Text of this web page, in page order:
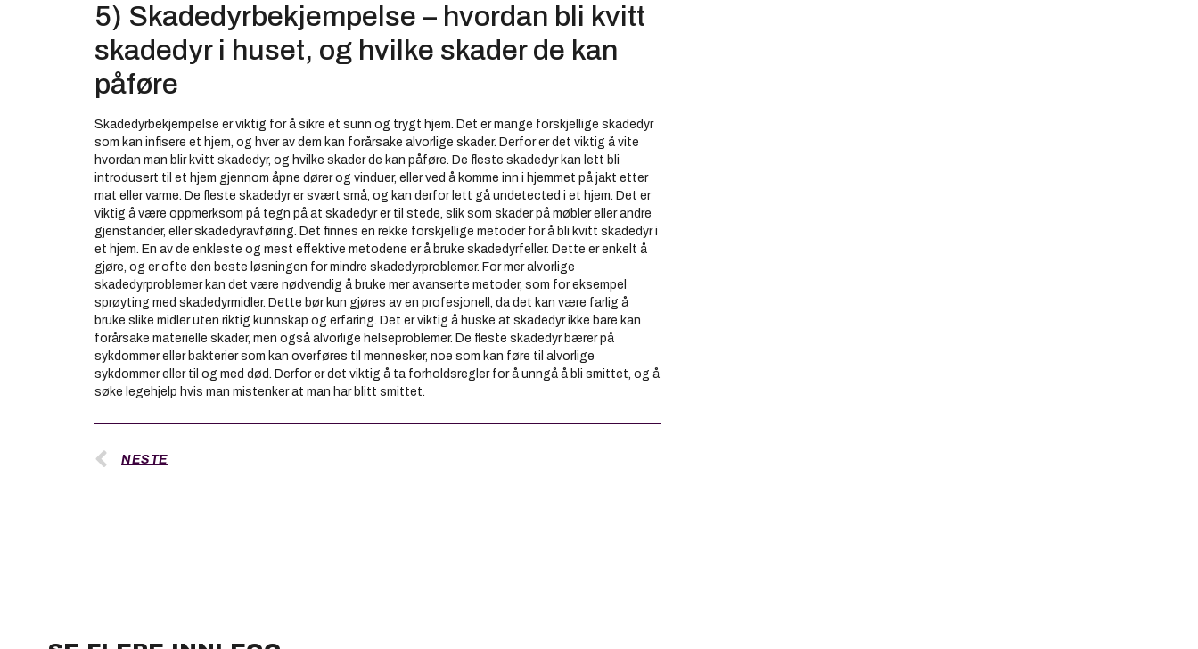
5) Skadedyrbekjempelse – hvordan bli kvitt
skadedyr i huset, og hvilke skader de kan
påføre
Skadedyrbekjempelse er viktig for å sikre et sunn og trygt hjem. Det er mange forskjellige skadedyr
som kan infisere et hjem, og hver av dem kan forårsake alvorlige skader. Derfor er det viktig å vite
hvordan man blir kvitt skadedyr, og hvilke skader de kan påføre. De fleste skadedyr kan lett bli
introdusert til et hjem gjennom åpne dører og vinduer, eller ved å komme inn i hjemmet på jakt etter
mat eller varme. De fleste skadedyr er svært små, og kan derfor lett gå undetected i et hjem. Det er
viktig å være oppmerksom på tegn på at skadedyr er til stede, slik som skader på møbler eller andre
gjenstander, eller skadedyravføring. Det finnes en rekke forskjellige metoder for å bli kvitt skadedyr i
et hjem. En av de enkleste og mest effektive metodene er å bruke skadedyrfeller. Dette er enkelt å
gjøre, og er ofte den beste løsningen for mindre skadedyrproblemer. For mer alvorlige
skadedyrproblemer kan det være nødvendig å bruke mer avanserte metoder, som for eksempel
sprøyting med skadedyrmidler. Dette bør kun gjøres av en profesjonell, da det kan være farlig å
bruke slike midler uten riktig kunnskap og erfaring. Det er viktig å huske at skadedyr ikke bare kan
forårsake materielle skader, men også alvorlige helseproblemer. De fleste skadedyr bærer på
sykdommer eller bakterier som kan overføres til mennesker, noe som kan føre til alvorlige
sykdommer eller til og med død. Derfor er det viktig å ta forholdsregler for å unngå å bli smittet, og å
søke legehjelp hvis man mistenker at man har blitt smittet.
NESTE